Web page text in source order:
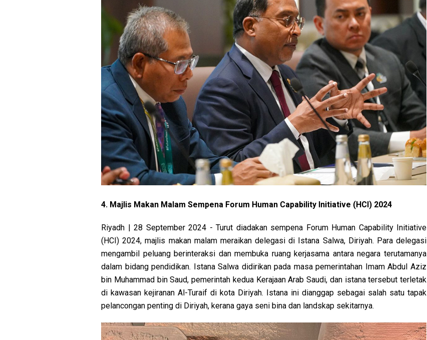
4. Majlis Makan Malam Sempena Forum Human Capability Initiative (HCI) 2024
Riyadh | 28 September 2024 - Turut diadakan sempena Forum Human Capability Initiative
(HCI) 2024, majlis makan malam meraikan delegasi di Istana Salwa, Diriyah. Para delegasi
mengambil peluang berinteraksi dan membuka ruang kerjasama antara negara terutamanya
dalam bidang pendidikan. Istana Salwa didirikan pada masa pemerintahan Imam Abdul Aziz
bin Muhammad bin Saud, pemerintah kedua Kerajaan Arab Saudi, dan istana tersebut terletak
di kawasan kejiranan Al-Turaif di kota Diriyah. Istana ini dianggap sebagai salah satu tapak
pelancongan penting di Diriyah, kerana gaya seni bina dan landskap sekitarnya.